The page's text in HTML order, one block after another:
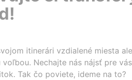
itinerári vzdialené miesta
Nechajte nás nájsť pre
Tak čo poviete, ideme na to?